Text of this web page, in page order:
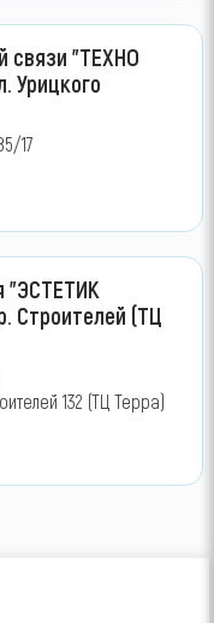
связи "ТЕХНО
Урицкого
17
"ЭСТЕТИК
Строителей (ТЦ
132 (ТЦ Терра)